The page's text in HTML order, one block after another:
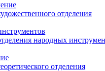
отделения
народных
отделения